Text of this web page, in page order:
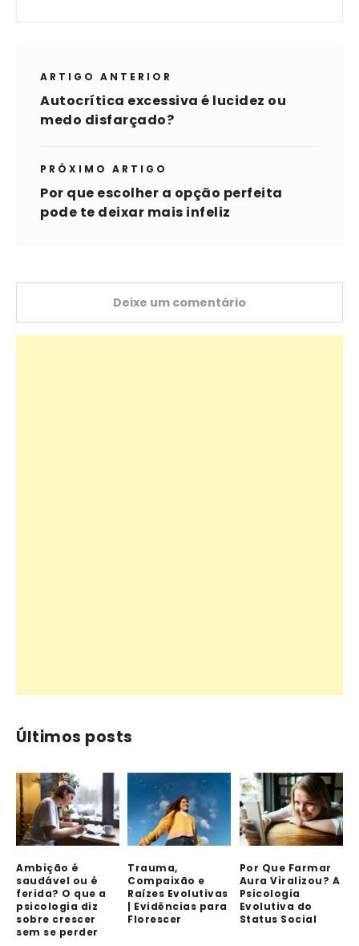
ARTIGO ANTERIOR
Autocrítica excessiva é lucidez ou
medo disfarçado?
PRÓXIMO ARTIGO
Por que escolher a opção perfeita
pode te deixar mais infeliz
Deixe um comentário
Últimos posts
Ambição é
saudável ou é
ferida? O que a
psicologia diz
sobre crescer
sem se perder
Trauma,
Compaixão e
Raízes Evolutivas
| Evidências para
Florescer
Por Que Farmar
Aura Viralizou? A
Psicologia
Evolutiva do
Status Social